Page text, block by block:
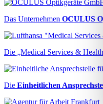
Das Unternehmen OCULUS
Die „Medical Services &
Die Einheitlichen